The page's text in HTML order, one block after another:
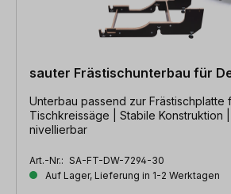
sauter Frästischunterbau für
Unterbau passend zur Frästischplatte
Tischkreissäge | Stabile Konstruktion | Passgenau | Fein
nivellierbar
Art.-Nr.: SA-FT-DW-7294-30
Auf Lager, Lieferung in 1-2 Werktagen